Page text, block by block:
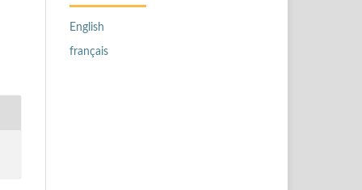
English
français